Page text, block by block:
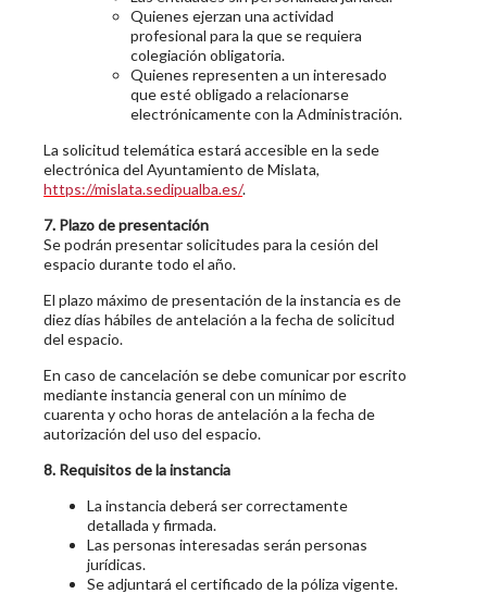
Quienes ejerzan una actividad
profesional para la que se requiera
colegiación obligatoria.
Quienes representen a un interesado
que esté obligado a relacionarse
electrónicamente con la Administración.
La solicitud telemática estará accesible en la sede
electrónica del Ayuntamiento de Mislata,
https://mislata.sedipualba.es/.
7. Plazo de presentación
Se podrán presentar solicitudes para la cesión del
espacio durante todo el año.
El plazo máximo de presentación de la instancia es de
diez días hábiles de antelación a la fecha de solicitud
del espacio.
En caso de cancelación se debe comunicar por escrito
mediante instancia general con un mínimo de
cuarenta y ocho horas de antelación a la fecha de
autorización del uso del espacio.
8. Requisitos de la instancia
La instancia deberá ser correctamente
detallada y firmada.
Las personas interesadas serán personas
jurídicas.
Se adjuntará el certificado de la póliza vigente.